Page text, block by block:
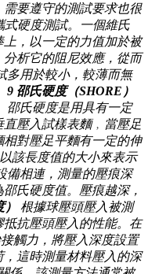
，需要遵守的測試要求也很
式硬度測試。一個維氏
，以一定的力值加於被
分析它的阻尼效應，從而
用於較小，較薄而無
9 邵氏硬度（SHORE）
邵氏硬度是用具有一定
直壓入試樣表麵﹐當壓足
對壓足平麵有一定的伸
以該長度值的大小來表示
相連，測量的壓痕深
值。壓痕越深，
根據球壓頭壓入被測
抗壓頭壓入的性能。在
觸力，將壓入深度設置
，這時測量材料壓入的深